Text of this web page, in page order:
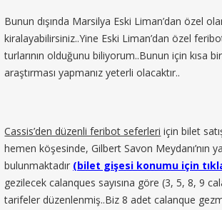
Bunun dışında Marsilya Eski Liman’dan özel
kiralayabilirsiniz..Yine Eski Liman’dan özel
turlarının olduğunu biliyorum..Bunun için kısa
araştırması yapmanız yeterli olacaktır..
Cassis’den düzenli feribot seferleri için bilet
hemen köşesinde, Gilbert Savon Meydanı’nın
bulunmaktadır (bilet gişesi konumu için
gezilecek calanques sayısına göre (3, 5, 8, 9
tarifeler düzenlenmiş..Biz 8 adet calanque